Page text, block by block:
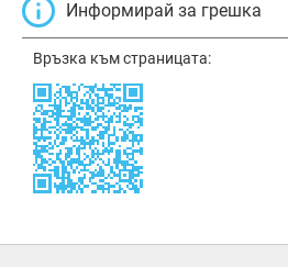
Информирай за грешка
Връзка към страницата: